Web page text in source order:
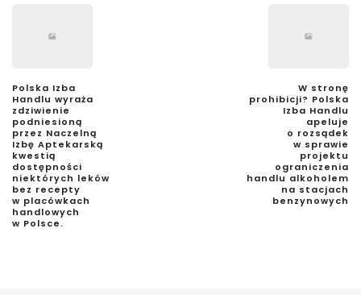
Polska Izba
Handlu wyraża
zdziwienie
podniesioną
przez Naczelną
Izbę Aptekarską
kwestią
dostępności
niektórych leków
bez recepty
w placówkach
handlowych
w Polsce.
W stronę
prohibicji? Polska
Izba Handlu
apeluje
o rozsądek
w sprawie
projektu
ograniczenia
handlu alkoholem
na stacjach
benzynowych